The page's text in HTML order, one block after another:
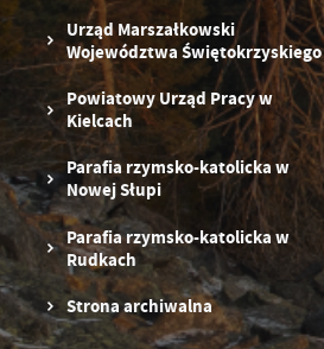
Urząd Marszałkowski
Województwa Świętokrzyskiego
Powiatowy Urząd Pracy w
Kielcach
Parafia rzymsko-katolicka w
Nowej Słupi
Parafia rzymsko-katolicka w
Rudkach
Strona archiwalna